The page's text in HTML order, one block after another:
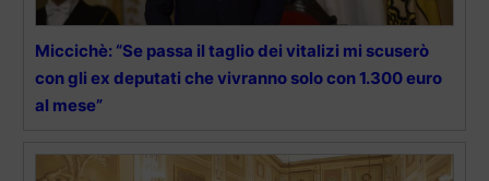
Miccichè: “Se passa il taglio dei vitalizi mi scuserò
con gli ex deputati che vivranno solo con 1.300 euro
al mese”